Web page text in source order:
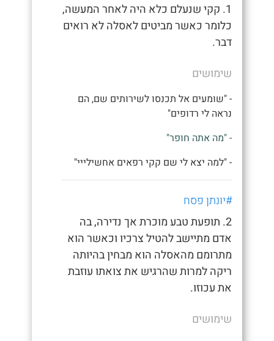
1. קקי שנעלם כלא היה לאחר המעשה,
כלומר כאשר מביטים לאסלה לא רואים
דבר.
שימושים
- "שומעים אל תכנסו לשירותים שם, הם
נראה לי רדופים"
- "מה אתה חופר"
- "למה יצא לי שם קקי רפאים אחשילייי"
#יונתן פסח
2. תופעת טבע מוכרת אך נדירה, בה
אדם מתיישב להטיל צרכיו וכאשר הוא
מתרומם מהאסלה הוא מבחין בהיותה
ריקה למרות שהרגיש את צואתו עוזבת
את עכוזו.
שימושים